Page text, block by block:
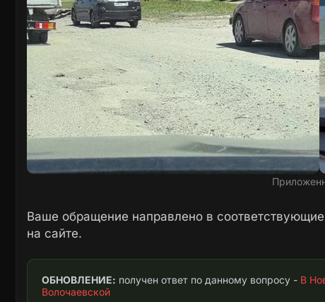
Ваше обращение направлено в
на сайте.
ОБНОВЛЕНИЕ: получен ответ по данному вопросу - В
Волочаевской